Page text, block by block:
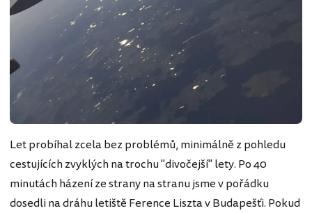
Let probíhal zcela bez problémů, minimálně z pohledu
cestujících zvyklých na trochu "divočejší" lety. Po 40
minutách házení ze strany na stranu jsme v pořádku
dosedli na dráhu letiště Ference Liszta v Budapešťi. Pokud